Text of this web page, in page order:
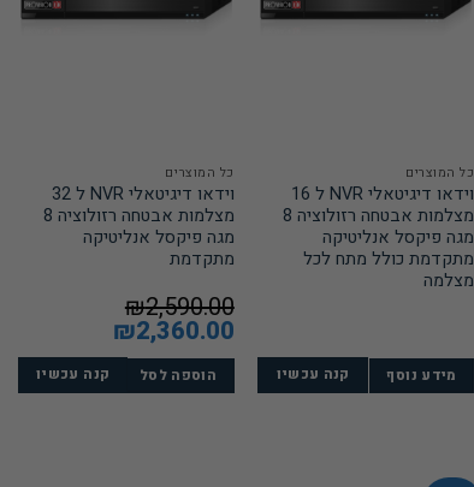
כל המוצרים
וידאו דיגיטאלי NVR ל 16
מצלמות אבטחה רזולוציה 8
מגה פיקסל אנליטיקה
מתקדמת כולל מתח לכל
מצלמה
מידע נוסף קנה עכשיו
כל המוצרים
וידאו דיגיטאלי NVR ל 32
מצלמות אבטחה רזולוציה 8
מגה פיקסל אנליטיקה
מתקדמת
₪2,590.00
המחיר
המקורי
היה:
₪2,590.00.
₪2,360.00
הוא:
₪2,360.00. הוספה לסל קנה עכשיו